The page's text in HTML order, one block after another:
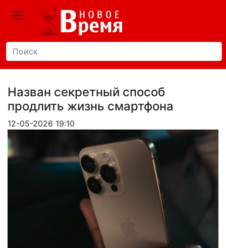
Назван секретный способ
продлить жизнь смартфона
12-05-2026 19:10